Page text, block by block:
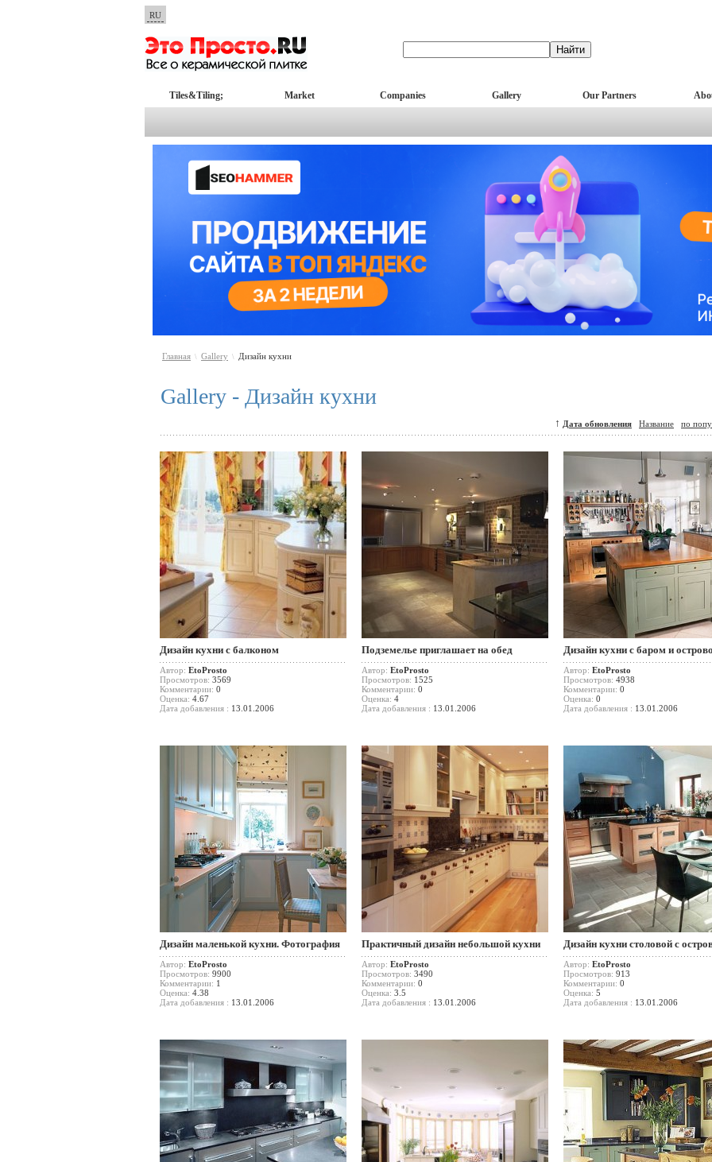
RU
Tiles&Tiling; Market Companies Gallery Our Partners
Главная \ Gallery \ Дизайн кухни
Gallery - Дизайн кухни
↑ Дата обновления Название по
Дизайн кухни с балконом
Автор: EtoProsto
Просмотров: 3569
Комментарии: 0
Оценка: 4.67
Дата добавления : 13.01.2006
Подземелье приглашает на обед
Автор: EtoProsto
Просмотров: 1525
Комментарии: 0
Оценка: 4
Дата добавления : 13.01.2006
Дизайн кухни с баром и
Автор: EtoProsto
Просмотров: 4938
Комментарии: 0
Оценка: 0
Дата добавления : 13.01.2006
Дизайн маленькой кухни. Фотография
Автор: EtoProsto
Просмотров: 9900
Комментарии: 1
Оценка: 4.38
Дата добавления : 13.01.2006
Практичный дизайн небольшой кухни
Автор: EtoProsto
Просмотров: 3490
Комментарии: 0
Оценка: 3.5
Дата добавления : 13.01.2006
Дизайн кухни столовой с
Автор: EtoProsto
Просмотров: 913
Комментарии: 0
Оценка: 5
Дата добавления : 13.01.2006